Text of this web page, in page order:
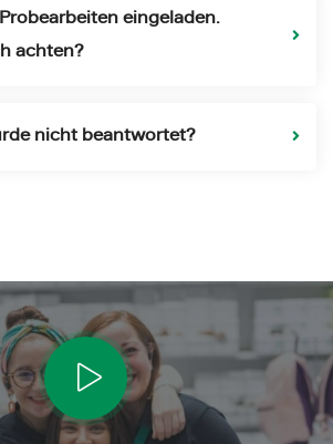
eingeladen.
achten?
nicht beantwortet?